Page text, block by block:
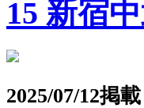
15 新宿
2025/07/12掲載